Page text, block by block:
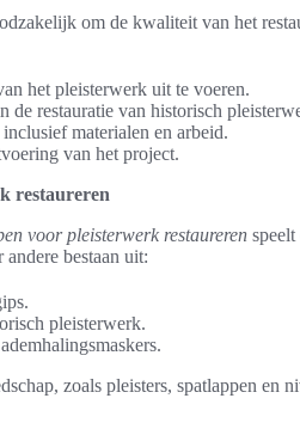
om de kwaliteit van het
het pleisterwerk uit te voeren.
de restauratie van historisch
materialen en arbeid.
van het project.
restaureren
voor pleisterwerk restaureren
bestaan uit:
pleisterwerk.
zoals pleisters, spatlappen en